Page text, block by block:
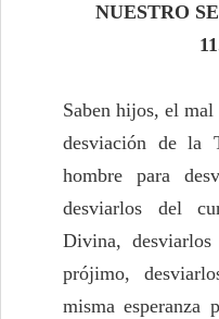
NUESTRO
Saben hijos, el
desviación de la
hombre para
desviarlos del
Divina,
prójimo,
misma esperanza